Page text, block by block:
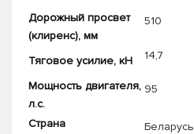
Дорожный просвет
(клиренс), мм
510
Тяговое усилие, кН 14,7
Мощность двигателя,
л.с.
95
Страна
Беларусь